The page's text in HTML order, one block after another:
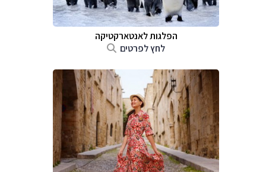
הפלגות לאנטארקטיקה
לחץ לפרטים